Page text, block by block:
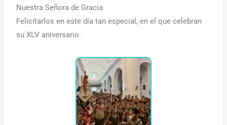
Nuestra Señora de Gracia.
Felicitarlos en este día tan especial, en el que celebran
su XLV aniversario.